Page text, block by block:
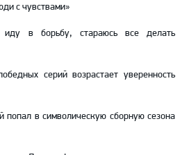
с чувствами»
иду в борьбу, стараюсь все делать
серий возрастает уверенность
попал в символическую сборную сезона